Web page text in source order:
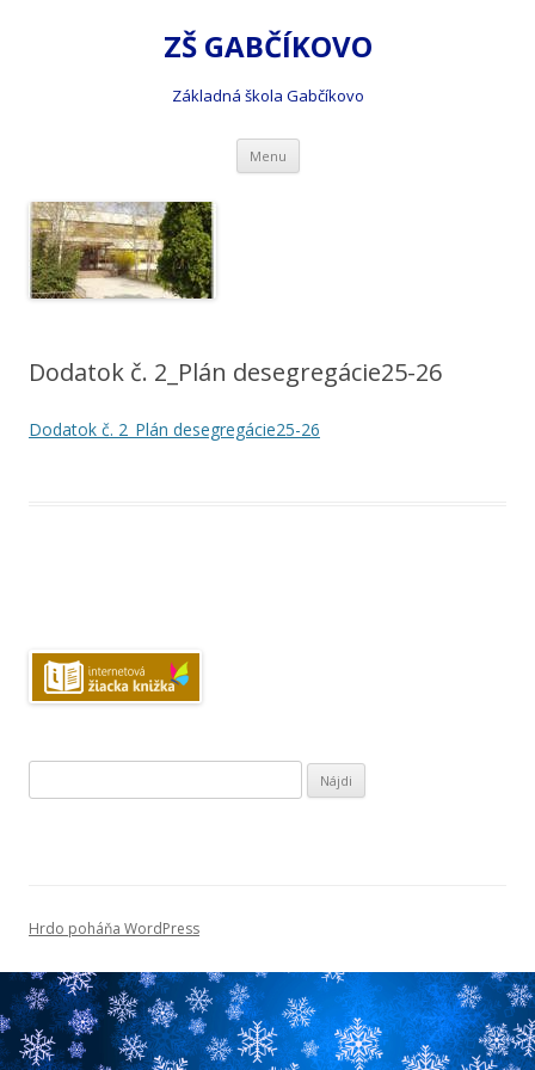
ZŠ GABČÍKOVO
Základná škola Gabčíkovo
Menu Preskočiť
obsah
Dodatok č. 2_Plán desegregácie25-26
Dodatok č. 2_Plán desegregácie25-26
Hrdo poháňa WordPress